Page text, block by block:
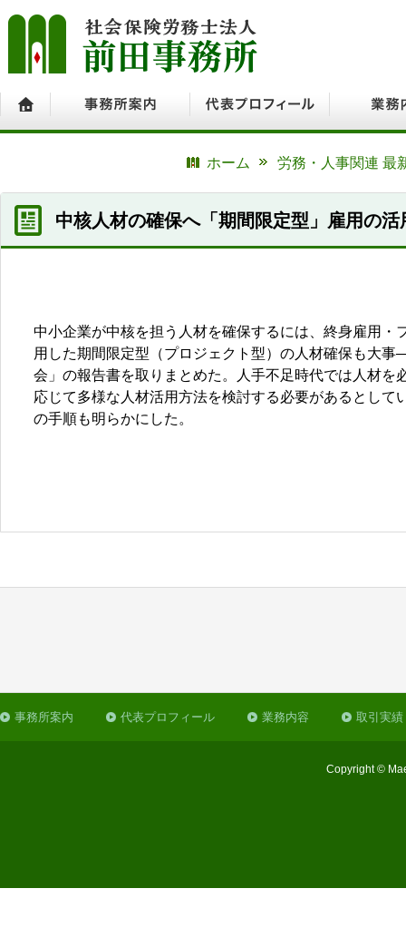
ホーム
労務・人事関連 最
中核人材の確保へ「期間限定型」雇用の
中小企業が中核を担う人材を確保するには、終身雇用
用した期間限定型（プロジェクト型）の人材確保も大
会」の報告書を取りまとめた。人手不足時代では人材
応じて多様な人材活用方法を検討する必要があるとし
の手順も明らかにした。
事務所案内 代表プロフィール 業務内容 取引実績
Copyright ©